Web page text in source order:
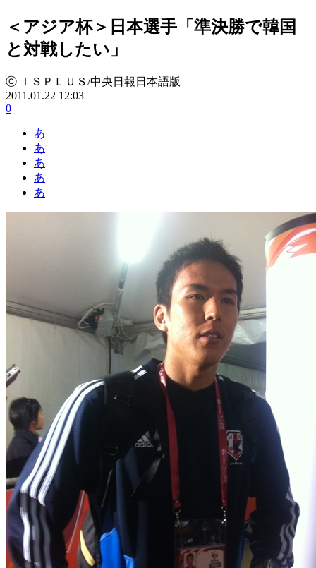
＜アジア杯＞日本選手「準決勝で韓国
と対戦したい」
ⓒ ＩＳＰＬＵＳ/中央日報日本語版
2011.01.22 12:03
0
あ
あ
あ
あ
あ